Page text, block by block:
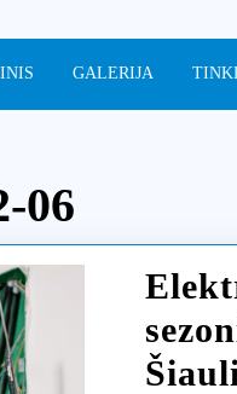
GALERIJA
06